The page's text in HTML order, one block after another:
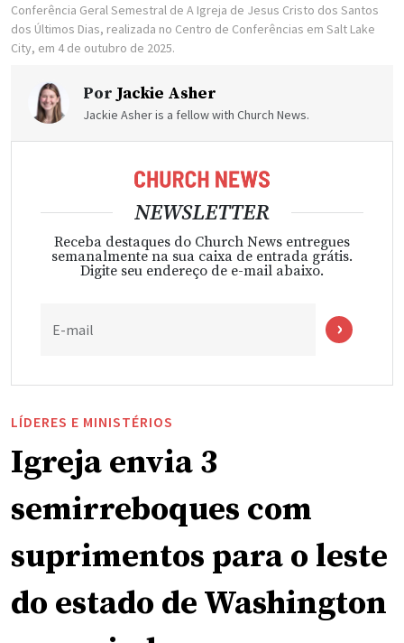
Conferência Geral Semestral de A Igreja de Jesus Cristo dos Santos
dos Últimos Dias, realizada no Centro de Conferências em Salt Lake
City, em 4 de outubro de 2025.
Por Jackie Asher
Jackie Asher is a fellow with Church News.
NEWSLETTER
Receba destaques do Church News entregues
semanalmente na sua caixa de entrada grátis.
Digite seu endereço de e-mail abaixo.
E-mail
LÍDERES E MINISTÉRIOS
Igreja envia 3
semirreboques com
suprimentos para o leste
do estado de Washington